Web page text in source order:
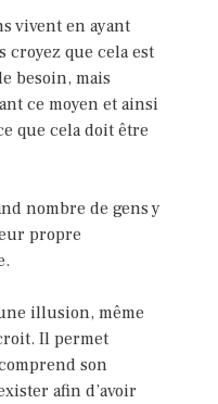
vivent en ayant
croyez que cela est
besoin, mais
ce moyen et ainsi
que cela doit être
nombre de gens y
propre
illusion, même
Il permet
son
afin d’avoir